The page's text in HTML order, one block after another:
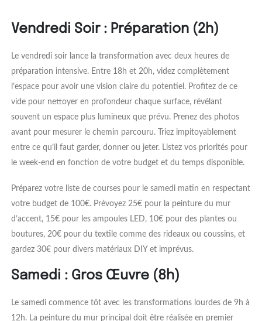
Vendredi Soir : Préparation (2h)
Le vendredi soir lance la transformation avec deux heures de
préparation intensive. Entre 18h et 20h, videz complètement
l’espace pour avoir une vision claire du potentiel. Profitez de ce
vide pour nettoyer en profondeur chaque surface, révélant
souvent un espace plus lumineux que prévu. Prenez des photos
avant pour mesurer le chemin parcouru. Triez impitoyablement
entre ce qu’il faut garder, donner ou jeter. Listez vos priorités pour
le week-end en fonction de votre budget et du temps disponible.
Préparez votre liste de courses pour le samedi matin en respectant
votre budget de 100€. Prévoyez 25€ pour la peinture du mur
d’accent, 15€ pour les ampoules LED, 10€ pour des plantes ou
boutures, 20€ pour du textile comme des rideaux ou coussins, et
gardez 30€ pour divers matériaux DIY et imprévus.
Samedi : Gros Œuvre (8h)
Le samedi commence tôt avec les transformations lourdes de 9h à
12h. La peinture du mur principal doit être réalisée en premier